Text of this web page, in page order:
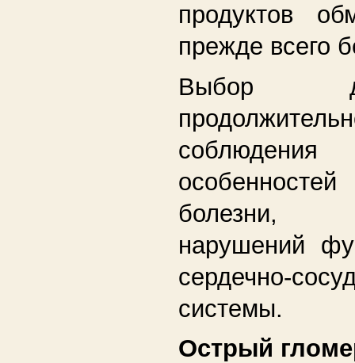
продуктов
прежде всего
Выбор
болезни,
нарушений
сердечно-
системы.
Острый